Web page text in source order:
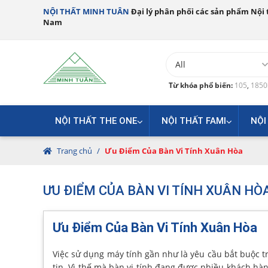
NỘI THẤT MINH TUÂN Đại lý phân phối các sản phẩm Nội
Nam
Từ khóa phổ biến: 105,
NỘI THẤT THE ONE NỘI THẤT FAMI
Trang chủ / Ưu Điểm Của Bàn Vi Tính Xuân Hòa
ƯU ĐIỂM CỦA BÀN VI TÍNH XUÂN
Ưu Điểm Của Bàn Vi Tính Xuân Hòa
Việc sử dụng máy tính gần như là yêu cầu bắt buộc